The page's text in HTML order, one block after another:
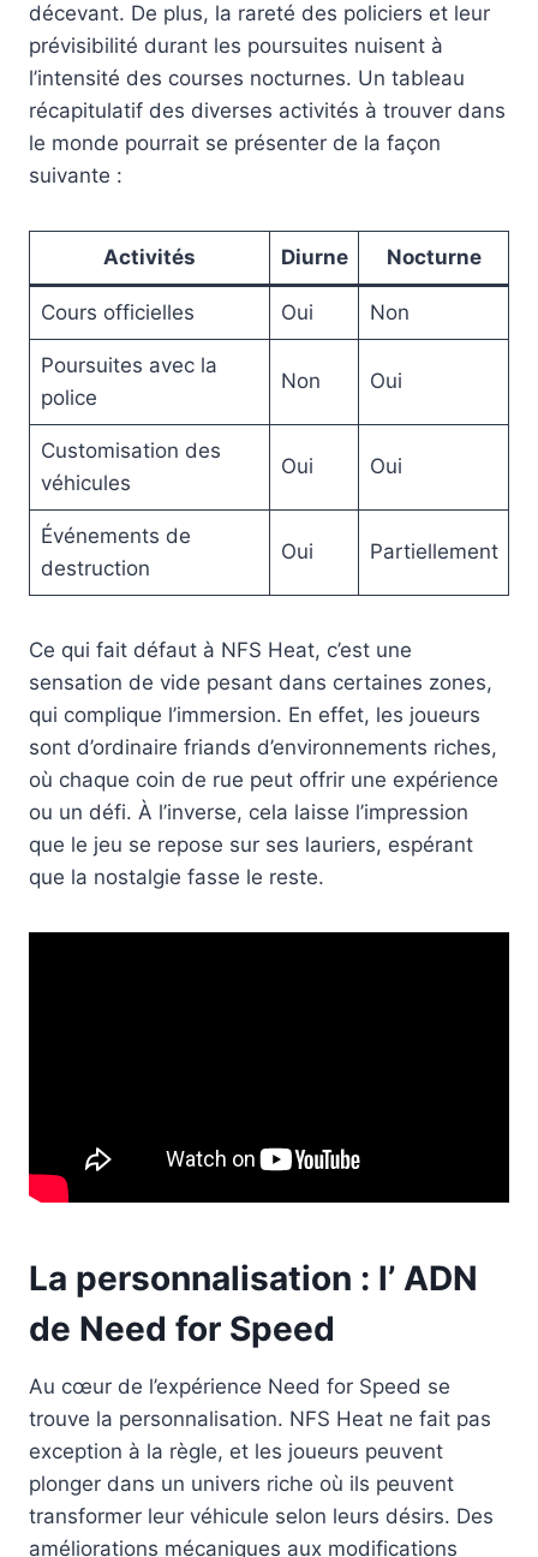
décevant. De plus, la rareté des policiers et leur
prévisibilité durant les poursuites nuisent à
l’intensité des courses nocturnes. Un tableau
récapitulatif des diverses activités à trouver dans
le monde pourrait se présenter de la façon
suivante :
Activités Diurne Nocturne
Cours officielles Oui Non
Poursuites avec la
police
Non Oui
Customisation des
véhicules
Oui Oui
Événements de
destruction
Oui Partiellement
Ce qui fait défaut à NFS Heat, c’est une
sensation de vide pesant dans certaines zones,
qui complique l’immersion. En effet, les joueurs
sont d’ordinaire friands d’environnements riches,
où chaque coin de rue peut offrir une expérience
ou un défi. À l’inverse, cela laisse l’impression
que le jeu se repose sur ses lauriers, espérant
que la nostalgie fasse le reste.
La personnalisation : l’ ADN
de Need for Speed
Au cœur de l’expérience Need for Speed se
trouve la personnalisation. NFS Heat ne fait pas
exception à la règle, et les joueurs peuvent
plonger dans un univers riche où ils peuvent
transformer leur véhicule selon leurs désirs. Des
améliorations mécaniques aux modifications